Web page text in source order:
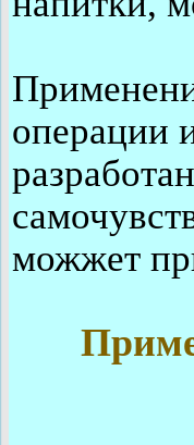
операции
можжет